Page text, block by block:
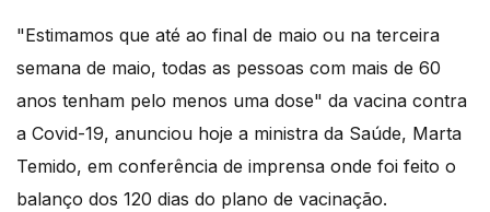
"Estimamos que até ao final de maio ou na terceira
semana de maio, todas as pessoas com mais de 60
anos tenham pelo menos uma dose" da vacina contra
a Covid-19, anunciou hoje a ministra da Saúde, Marta
Temido, em conferência de imprensa onde foi feito o
balanço dos 120 dias do plano de vacinação.